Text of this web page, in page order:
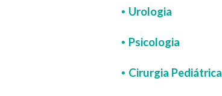
• Urologia
• Psicologia
• Cirurgia Pediátrica